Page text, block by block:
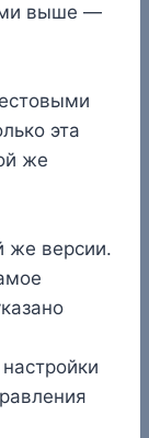
выше —
эта
же
же версии.